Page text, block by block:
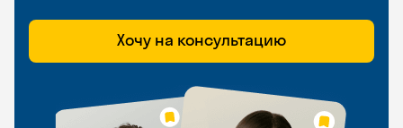
Хочу на консультацию